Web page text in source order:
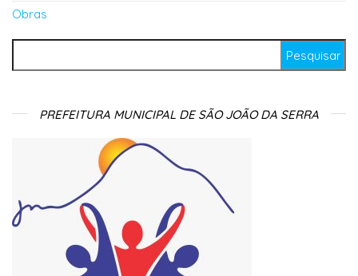
Obras
PREFEITURA MUNICIPAL DE SÃO JOÃO DA SERRA